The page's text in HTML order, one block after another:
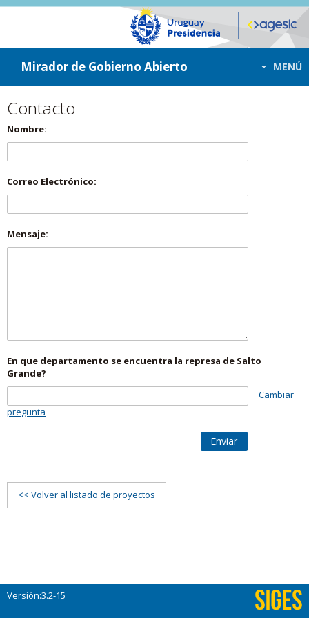
ir a contenido
ir al menú
Mirador de Gobierno Abierto MENÚ
Contacto
Nombre:
Correo Electrónico:
Mensaje:
En que departamento se encuentra la represa de Salto
Grande?
Cambiar
pregunta
Enviar
<< Volver al listado de proyectos
Versión:3.2-15